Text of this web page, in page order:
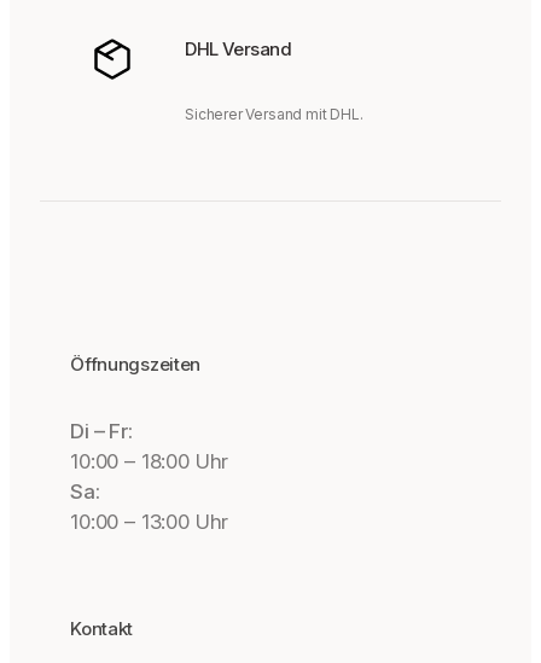
DHL Versand
Sicherer Versand mit DHL.
Öffnungszeiten
Di – Fr:
10:00 – 18:00 Uhr
Sa:
10:00 – 13:00 Uhr
Kontakt